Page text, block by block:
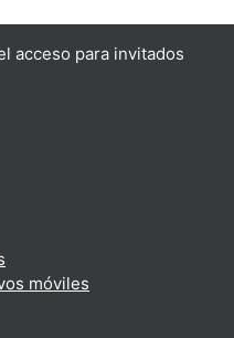
acceso para invitados
móviles